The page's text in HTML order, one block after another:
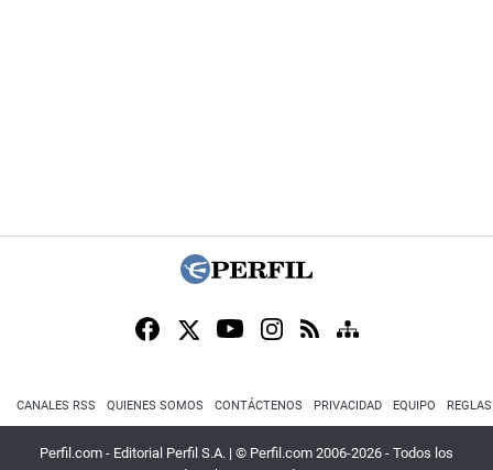
CANALES RSS QUIENES SOMOS CONTÁCTENOS PRIVACIDAD EQUIPO
Perfil.com - Editorial Perfil S.A. | © Perfil.com 2006-2026 - Todos los